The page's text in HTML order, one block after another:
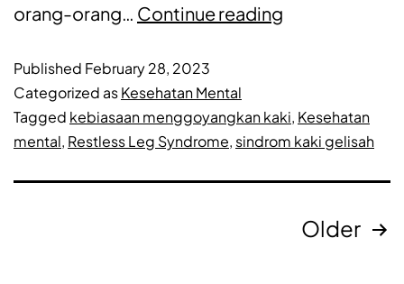
orang-orang… Continue reading
Published February 28, 2023
Categorized asKesehatan Mental
Tagged kebiasaan menggoyangkan kaki, Kesehatan
mental, Restless Leg Syndrome, sindrom kaki gelisah
Older